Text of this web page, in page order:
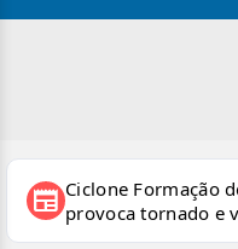
newspaper Ciclone Formação
provoca tornado e
no RS